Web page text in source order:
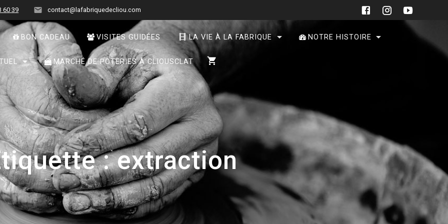
60 39 contact@lafabriquedecliou.com
BON CADEAU VISITES GUIDÉES LA VIE À LA FABRIQUE NOTRE HISTOIRE
MARCHÉ DE POTERIES À CLIOUSCLAT
:extraction